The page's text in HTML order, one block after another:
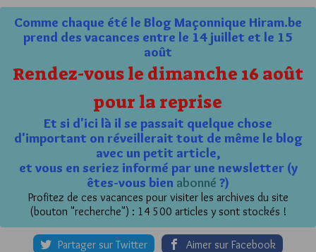
Comme chaque été le Blog Maçonnique Hiram.be
prend des vacances entre le 14 juillet et le 15
août
Rendez-vous le dimanche 16 août
pour la reprise
Et si d'ici là il se passait quelque chose
d'important on réveillerait tout de même le blog
avec un petit article,
et vous en seriez informé par une newsletter (y
êtes-vous bien abonné ?)
Profitez de ces vacances pour visiter les archives du site
(bouton "recherche") : 14 500 articles y sont stockés !
Partager sur Twitter Aimer sur Facebook